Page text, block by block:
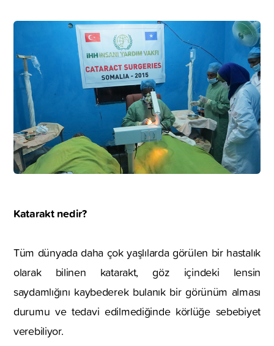
Katarakt nedir?
Tüm dünyada daha çok yaşlılarda görülen bir hastalık
olarak bilinen katarakt, göz içindeki lensin
saydamlığını kaybederek bulanık bir görünüm alması
durumu ve tedavi edilmediğinde körlüğe sebebiyet
verebiliyor.